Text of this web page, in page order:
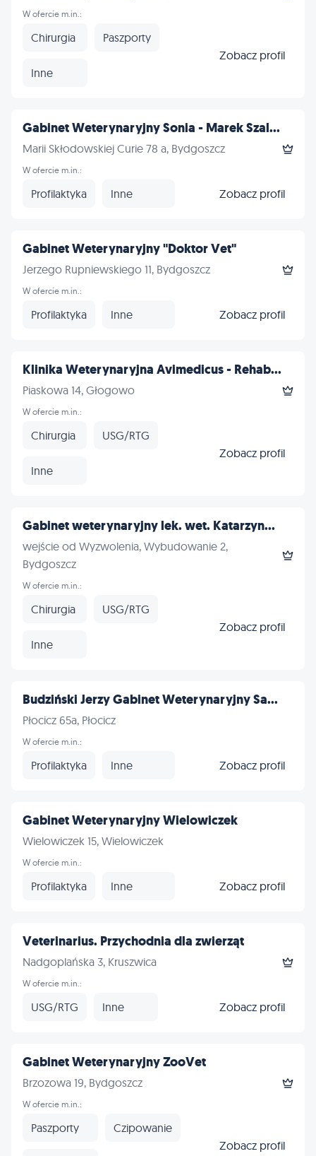
W ofercie m.in.:
Chirurgia Paszporty
Inne
Zobacz profil
Gabinet Weterynaryjny Sonia - Marek Szal...
Marii Skłodowskiej Curie 78 a, Bydgoszcz
W ofercie m.in.:
Profilaktyka Inne Zobacz profil
Gabinet Weterynaryjny "Doktor Vet"
Jerzego Rupniewskiego 11, Bydgoszcz
W ofercie m.in.:
Profilaktyka Inne Zobacz profil
Klinika Weterynaryjna Avimedicus - Rehab...
Piaskowa 14, Głogowo
W ofercie m.in.:
Chirurgia USG/RTG
Inne
Zobacz profil
Gabinet weterynaryjny lek. wet. Katarzyn...
wejście od Wyzwolenia, Wybudowanie 2,
Bydgoszcz
W ofercie m.in.:
Chirurgia USG/RTG
Inne
Zobacz profil
Budziński Jerzy Gabinet Weterynaryjny Sa...
Płocicz 65a, Płocicz
W ofercie m.in.:
Profilaktyka Inne Zobacz profil
Gabinet Weterynaryjny Wielowiczek
Wielowiczek 15, Wielowiczek
W ofercie m.in.:
Profilaktyka Inne Zobacz profil
Veterinarius. Przychodnia dla zwierząt
Nadgoplańska 3, Kruszwica
W ofercie m.in.:
USG/RTG Inne Zobacz profil
Gabinet Weterynaryjny ZooVet
Brzozowa 19, Bydgoszcz
W ofercie m.in.:
Paszporty Czipowanie
Zobacz profil